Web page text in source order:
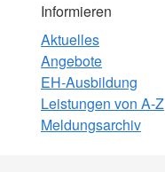
Informieren
Aktuelles
Angebote
EH-Ausbildung
Leistungen von A-Z
Meldungsarchiv